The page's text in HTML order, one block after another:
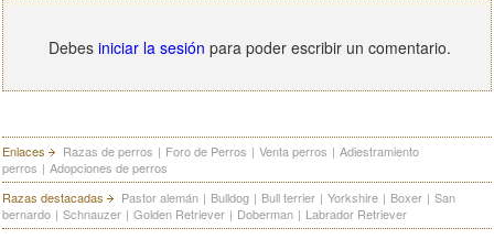
Debes iniciar la sesión para poder escribir un comentario.
Enlaces Razas de perros | Foro de Perros | Venta perros | Adiestramiento
perros | Adopciones de perros
Razas destacadas
Pastor alemán | Bulldog | Bull terrier | Yorkshire | Boxer | San
bernardo | Schnauzer | Golden Retriever | Doberman | Labrador Retriever